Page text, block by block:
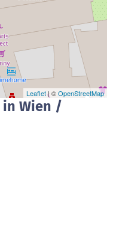
Leaflet| ©OpenStreetMap
in Wien /